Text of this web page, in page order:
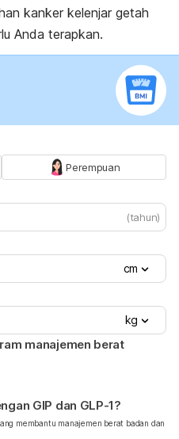
kanker kelenjar getah
Anda terapkan.
Perempuan
(tahun)
cm
kg
manajemen berat
GIP dan GLP-1?
membantu manajemen berat badan dan